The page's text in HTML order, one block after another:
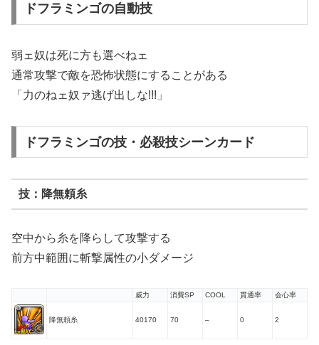
ドフラミンゴの自動技
弱ェ奴は死に方も選べねェ
通常攻撃で敵を恐怖状態にすることがある
「力のねェ奴ァ逃げ出しな!!!」
ドフラミンゴの技・必殺技シーンカード
技：降無頼糸
空中から糸を降らして攻撃する
前方中範囲に斬撃属性の小ダメージ
威力 消費SP COOL 貫通率 会心率
降無頼糸 40170 70 – 0 2